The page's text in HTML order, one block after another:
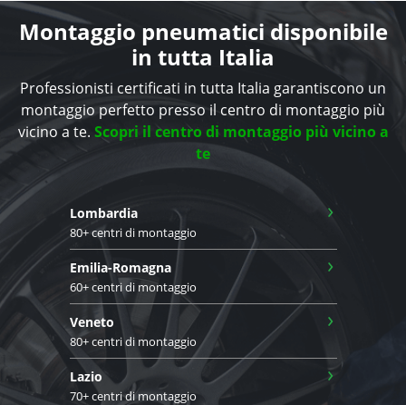
Montaggio pneumatici disponibile
in tutta Italia
Professionisti certificati in tutta Italia garantiscono un
montaggio perfetto presso il centro di montaggio più
vicino a te. Scopri il centro di montaggio più vicino a
te
Lombardia
80+ centri di montaggio
›
Emilia-Romagna
60+ centri di montaggio
›
Veneto
80+ centri di montaggio
›
Lazio
70+ centri di montaggio
›